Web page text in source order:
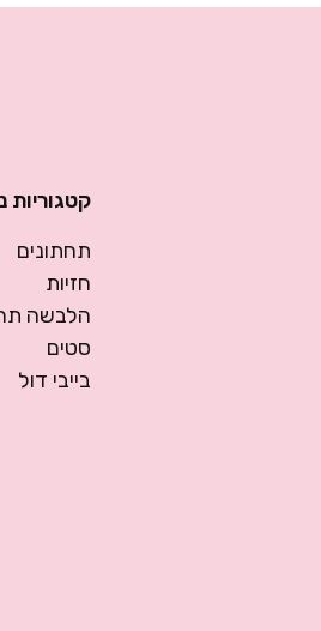
קטגוריות
תחתונים
חזיות
הלבשה
סטים
בייבי דול